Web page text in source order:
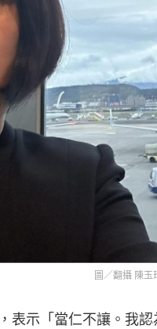
圖／翻攝 陳玉
表示「當仁不讓。我